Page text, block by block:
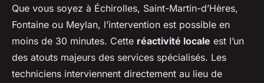
Que vous soyez à Échirolles, Saint-Martin-d’Hères,
Fontaine ou Meylan, l’intervention est possible en
moins de 30 minutes. Cette réactivité locale est l’un
des atouts majeurs des services spécialisés. Les
techniciens interviennent directement au lieu de